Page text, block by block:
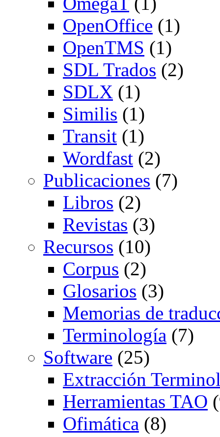
OpenOffice (1)
OpenTMS (1)
SDL Trados (2)
SDLX (1)
Similis (1)
Transit (1)
Wordfast (2)
Publicaciones (7)
Libros (2)
Revistas (3)
Recursos (10)
Corpus (2)
Glosarios (3)
Memorias de
Terminología (7)
Software (25)
Extracción
Herramientas TAO
Ofimática (8)